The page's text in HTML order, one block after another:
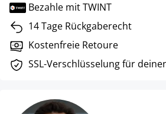
Bezahle mit TWINT
14 Tage Rückgaberecht
Kostenfreie Retoure
SSL-Verschlüsselung für